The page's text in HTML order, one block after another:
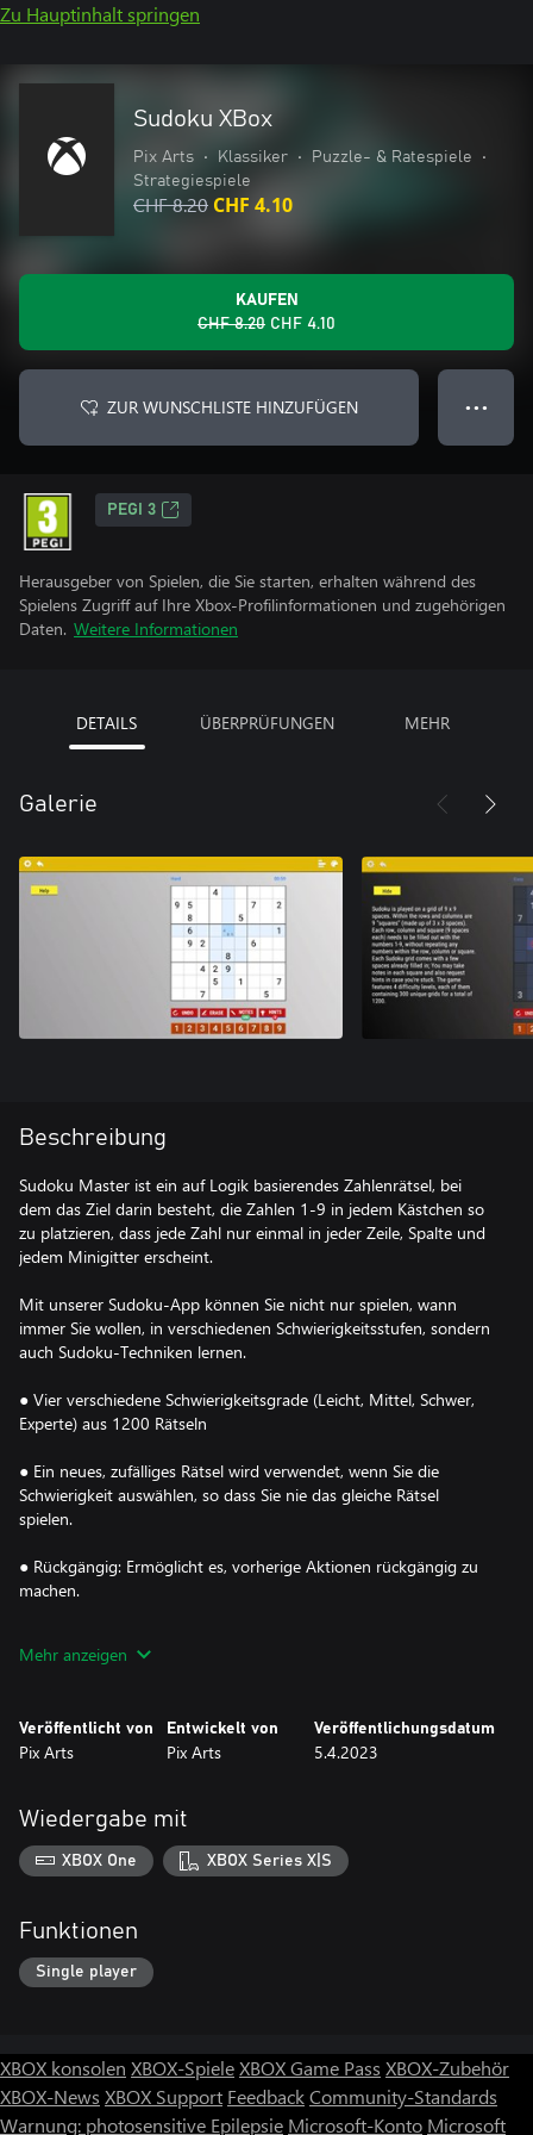
Zu Hauptinhalt springen
Sudoku XBox
Pix Arts • Klassiker • Puzzle- & Ratespiele
•
Strategiespiele
CHF 8.20 CHF 4.10
KAUFEN
CHF 8.20 CHF 4.10
ZUR WUNSCHLISTE HINZUFÜGEN ● ● ●
PEGI 3
Herausgeber von Spielen, die Sie starten, erhalten während des
Spielens Zugriff auf Ihre Xbox-Profilinformationen und zugehörigen
Daten. Weitere Informationen
DETAILS ÜBERPRÜFUNGEN MEHR
Galerie
Beschreibung
Sudoku Master ist ein auf Logik basierendes Zahlenrätsel, bei
dem das Ziel darin besteht, die Zahlen 1-9 in jedem Kästchen so
zu platzieren, dass jede Zahl nur einmal in jeder Zeile, Spalte und
jedem Minigitter erscheint.
Mit unserer Sudoku-App können Sie nicht nur spielen, wann
immer Sie wollen, in verschiedenen Schwierigkeitsstufen, sondern
auch Sudoku-Techniken lernen.
● Vier verschiedene Schwierigkeitsgrade (Leicht, Mittel, Schwer,
Experte) aus 1200 Rätseln
● Ein neues, zufälliges Rätsel wird verwendet, wenn Sie die
Schwierigkeit auswählen, so dass Sie nie das gleiche Rätsel
spielen.
● Rückgängig: Ermöglicht es, vorherige Aktionen rückgängig zu
machen.
● Hinweise: Zeigt die richtige Zahl in der ausgewählten Zelle an.
● Statistiken für jede Schwierigkeit. Spielstatistiken umfassen die
Anzahl der abgeschlossenen Rätsel, die durchschnittliche Zeit und
die beste Zeit.
Los geht's mit dem Brainstorming!
Mehr anzeigen
Veröffentlicht von
Pix Arts
Entwickelt von
Pix Arts
Veröffentlichungsdatum
5.4.2023
Wiedergabe mit
XBOX One XBOX Series X|S
Funktionen
Single player
XBOX konsolen XBOX-SpieleXBOX Game Pass XBOX-Zubehör
XBOX-News XBOX Support FeedbackCommunity-Standards
Warnung: photosensitive Epilepsie Microsoft-Konto Microsoft